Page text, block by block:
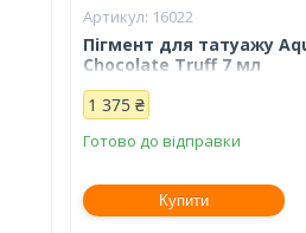
16022
Пігмент для татуажу
Chocolate Truff 7 мл
1 375 ₴
Готово до відправки
Купити